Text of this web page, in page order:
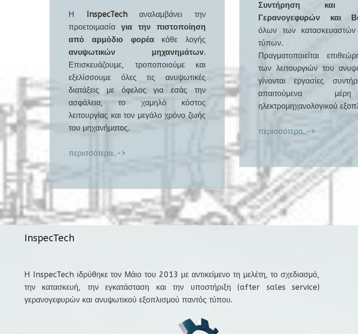
Η InspecTechαναλαμβάνει την
προετοιμασία για την πιστοποίηση
από αρμόδιο φορέακάθε λογής
ανυψωτικών μηχανημάτων.
Επισκευάζουμε, τροποποιούμε και
εξελίσσουμε όλες τις ανυψωτικές
διατάξεις με όφελος για εσάς την
ασφάλεια, το χαμηλό κόστος
λειτουργίας και τον μεγάλο χρόνο ζωής
του μηχανήματος.
περισσότερα..->
Συντήρηση και
Γερανογεφυρών και
όλων των
τύπων.
Πραγματοποιείται
των λειτουργιών του
γίνονται εργασίες
απαιτούμενα
ηλεκτρομηχανολογικού
περισσότερα..->
InspecTech
Η InspecTech ιδρύθηκε τον Μάιο του 2013 με αντικείμενο τη μελέτη, το σχεδιασμό,
την κατασκευή, την εγκατάσταση και την υποστήριξη (after sales service)
γερανογεφυρών και ανυψωτικού εξοπλισμού παντός τύπου.